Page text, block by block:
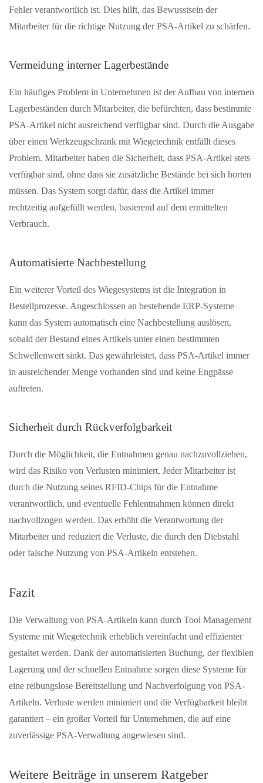
Fehler verantwortlich ist. Dies hilft, das Bewusstsein der
Mitarbeiter für die richtige Nutzung der PSA-Artikel zu schärfen.
Vermeidung interner Lagerbestände
Ein häufiges Problem in Unternehmen ist der Aufbau von internen
Lagerbeständen durch Mitarbeiter, die befürchten, dass bestimmte
PSA-Artikel nicht ausreichend verfügbar sind. Durch die Ausgabe
über einen Werkzeugschrank mit Wiegetechnik entfällt dieses
Problem. Mitarbeiter haben die Sicherheit, dass PSA-Artikel stets
verfügbar sind, ohne dass sie zusätzliche Bestände bei sich horten
müssen. Das System sorgt dafür, dass die Artikel immer
rechtzeitig aufgefüllt werden, basierend auf dem ermittelten
Verbrauch.
Automatisierte Nachbestellung
Ein weiterer Vorteil des Wiegesystems ist die Integration in
Bestellprozesse. Angeschlossen an bestehende ERP-Systeme
kann das System automatisch eine Nachbestellung auslösen,
sobald der Bestand eines Artikels unter einen bestimmten
Schwellenwert sinkt. Das gewährleistet, dass PSA-Artikel immer
in ausreichender Menge vorhanden sind und keine Engpässe
auftreten.
Sicherheit durch Rückverfolgbarkeit
Durch die Möglichkeit, die Entnahmen genau nachzuvollziehen,
wird das Risiko von Verlusten minimiert. Jeder Mitarbeiter ist
durch die Nutzung seines RFID-Chips für die Entnahme
verantwortlich, und eventuelle Fehlentnahmen können direkt
nachvollzogen werden. Das erhöht die Verantwortung der
Mitarbeiter und reduziert die Verluste, die durch den Diebstahl
oder falsche Nutzung von PSA-Artikeln entstehen.
Fazit
Die Verwaltung von PSA-Artikeln kann durch Tool Management
Systeme mit Wiegetechnik erheblich vereinfacht und effizienter
gestaltet werden. Dank der automatisierten Buchung, der flexiblen
Lagerung und der schnellen Entnahme sorgen diese Systeme für
eine reibungslose Bereitstellung und Nachverfolgung von PSA-
Artikeln. Verluste werden minimiert und die Verfügbarkeit bleibt
garantiert – ein großer Vorteil für Unternehmen, die auf eine
zuverlässige PSA-Verwaltung angewiesen sind.
Weitere Beiträge in unserem Ratgeber